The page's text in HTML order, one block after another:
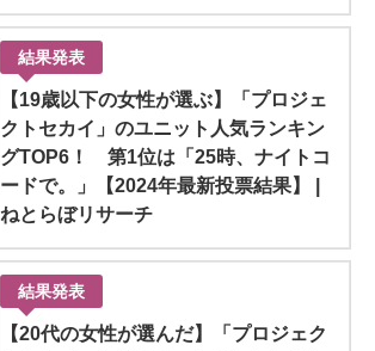
結果発表
【19歳以下の女性が選ぶ】「プロジェ
クトセカイ」のユニット人気ランキン
グTOP6！ 第1位は「25時、ナイトコ
ードで。」【2024年最新投票結果】 |
ねとらぼリサーチ
結果発表
【20代の女性が選んだ】「プロジェク